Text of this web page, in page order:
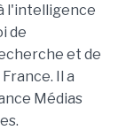
l'intelligence
de
et de
Il a
Médias